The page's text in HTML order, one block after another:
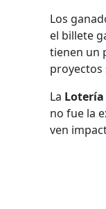
Los
el billete
tienen un
proyectos
La
no fue la
ven